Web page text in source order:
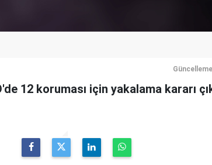
12 koruması için yakalama kararı